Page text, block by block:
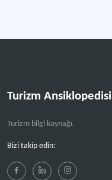
Turizm Ansiklopedisi
Turizm bilgi kaynağı.
Bizi takip edin: